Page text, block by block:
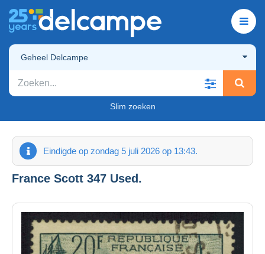
Geheel Delcampe
Slim zoeken
Eindigde op zondag 5 juli 2026 op 13:43.
France Scott 347 Used.